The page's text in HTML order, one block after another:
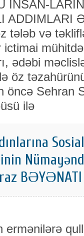
İNSAN-
ADDIMLARI
tələb və
ictimai
ədəbi
öz
öncə Sehran
ilə
BƏYƏNATI
ermənilərə